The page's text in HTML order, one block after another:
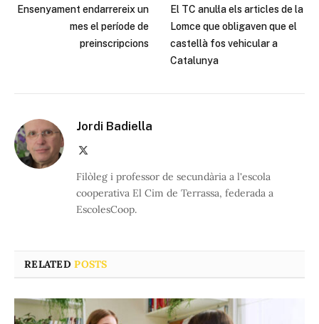
Ensenyament endarrereix un
mes el període de
preinscripcions
El TC anul·la els articles de la
Lomce que obligaven que el
castellà fos vehicular a
Catalunya
Jordi Badiella
Filòleg i professor de secundària a l'escola
cooperativa El Cim de Terrassa, federada a
EscolesCoop.
RELATEDPOSTS